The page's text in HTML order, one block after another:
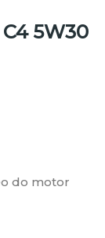
5W30
do motor